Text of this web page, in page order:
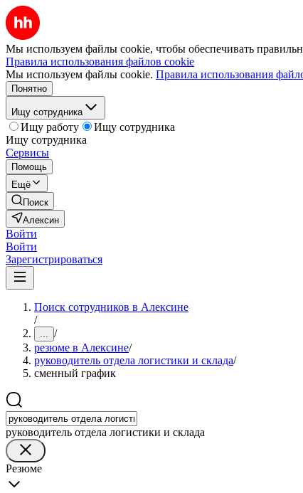
Мы используем файлы cookie, чтобы обеспечивать
Правила использования файлов cookie
Мы используем файлы cookie. Правила использования
Понятно
Ищу сотрудника
Ищу работу
Ищу сотрудника
Ищу сотрудника
Сервисы
Помощь
Ещё
Поиск
Алексин
Войти
Войти
Зарегистрироваться
Поиск сотрудников в Алексине
/
... /
резюме в Алексине/
руководитель отдела логистики и склада/
сменный график
руководитель отдела логистики и склада
Резюме